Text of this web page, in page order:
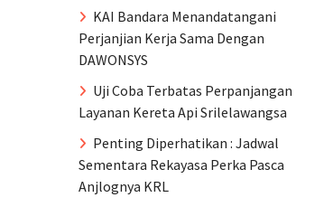
KAI Bandara Menandatangani
Perjanjian Kerja Sama Dengan
DAWONSYS
Uji Coba Terbatas Perpanjangan
Layanan Kereta Api Srilelawangsa
Penting Diperhatikan : Jadwal
Sementara Rekayasa Perka Pasca
Anjlognya KRL